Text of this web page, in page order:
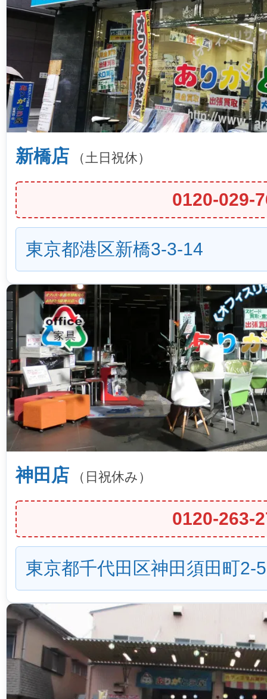
新橋店 （土日祝休）
0120-029-
東京都港区新橋3-3-14
神田店 （日祝休み）
0120-263-
東京都千代田区神田須田町2-